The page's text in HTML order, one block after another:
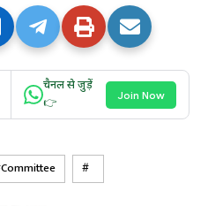
चैनल से जुड़ें
👉
Join Now
Committee